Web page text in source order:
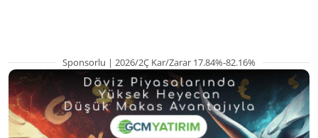
Sponsorlu | 2026/2Ç Kar/Zarar 17.84%-82.16%